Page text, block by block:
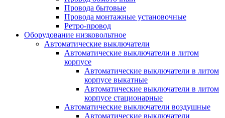
Провода бытовые
Провода монтажные установочные
Ретро-провод
Оборудование низковольтное
Автоматические выключатели
Автоматические выключатели в литом
корпусе
Автоматические выключатели в литом
корпусе выкатные
Автоматические выключатели в литом
корпусе стационарные
Автоматические выключатели воздушные
Автоматические выключатели